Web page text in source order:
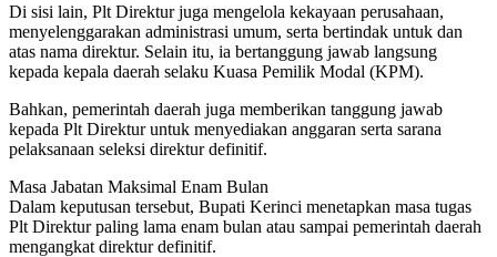
Di sisi lain, Plt Direktur juga mengelola kekayaan perusahaan,
menyelenggarakan administrasi umum, serta bertindak untuk dan
atas nama direktur. Selain itu, ia bertanggung jawab langsung
kepada kepala daerah selaku Kuasa Pemilik Modal (KPM).
Bahkan, pemerintah daerah juga memberikan tanggung jawab
kepada Plt Direktur untuk menyediakan anggaran serta sarana
pelaksanaan seleksi direktur definitif.
Masa Jabatan Maksimal Enam Bulan
Dalam keputusan tersebut, Bupati Kerinci menetapkan masa tugas
Plt Direktur paling lama enam bulan atau sampai pemerintah daerah
mengangkat direktur definitif.